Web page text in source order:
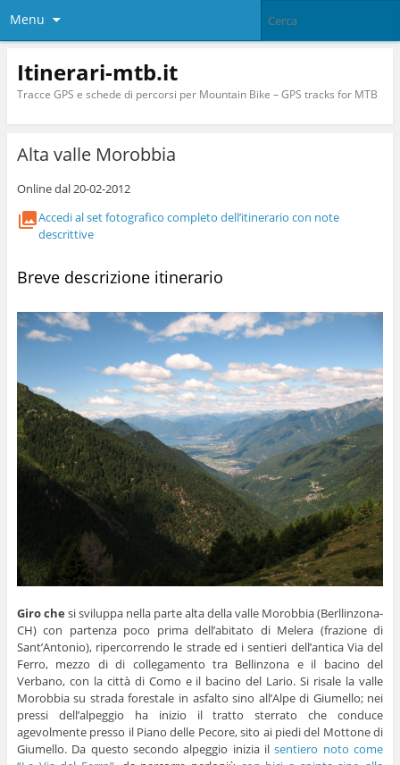
Menu
Itinerari-mtb.it
Tracce GPS e schede di percorsi per Mountain Bike – GPS tracks for MTB
Alta valle Morobbia
Online dal 20-02-2012
Accedi al set fotografico completo dell’itinerario con note
descrittive
Breve descrizione itinerario
Giro che si sviluppa nella parte alta della valle Morobbia (Berllinzona-
CH) con partenza poco prima dell’abitato di Melera (frazione di
Sant’Antonio), ripercorrendo le strade ed i sentieri dell’antica Via del
Ferro, mezzo di di collegamento tra Bellinzona e il bacino del
Verbano, con la città di Como e il bacino del Lario. Si risale la valle
Morobbia su strada forestale in asfalto sino all’Alpe di Giumello; nei
pressi dell’alpeggio ha inizio il tratto sterrato che conduce
agevolmente presso il Piano delle Pecore, sito ai piedi del Mottone di
Giumello. Da questo secondo alpeggio inizia ilsentiero noto come